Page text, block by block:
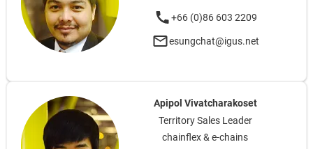
+66 (0)86 603 2209
esungchat@igus.net
Apipol Vivatcharakoset
Territory Sales Leader
chainflex & e-chains